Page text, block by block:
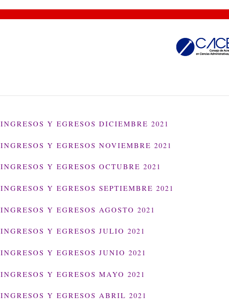
INGRESOS Y EGRESOS DICIEMBRE 2021
INGRESOS Y EGRESOS NOVIEMBRE 2021
INGRESOS Y EGRESOS OCTUBRE 2021
INGRESOS Y EGRESOS SEPTIEMBRE 2021
INGRESOS Y EGRESOS AGOSTO 2021
INGRESOS Y EGRESOS JULIO 2021
INGRESOS Y EGRESOS JUNIO 2021
INGRESOS Y EGRESOS MAYO 2021
INGRESOS Y EGRESOS ABRIL 2021